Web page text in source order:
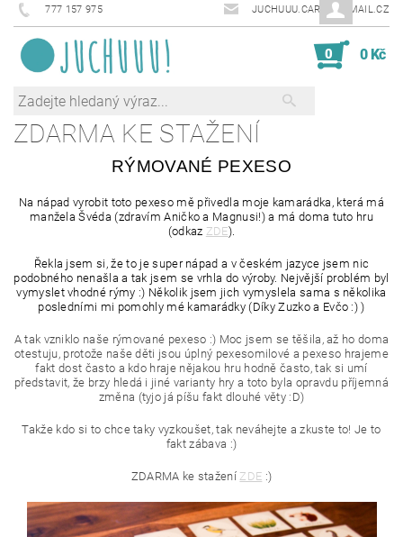
777 157 975 JUCHUUU.CARDS@EMAIL.CZ
0 0 Kč
ZDARMA KE STAŽENÍ
RÝMOVANÉ PEXESO
Na nápad vyrobit toto pexeso mě přivedla moje kamarádka, která má
manžela Švéda (zdravím Aničko a Magnusi!) a má doma tuto hru
(odkaz ZDE).
Řekla jsem si, že to je super nápad a v českém jazyce jsem nic
podobného nenašla a tak jsem se vrhla do výroby. Nejvější problém byl
vymyslet vhodné rýmy :) Několik jsem jich vymyslela sama s několika
posledními mi pomohly mé kamarádky (Díky Zuzko a Evčo :) )
A tak vzniklo naše rýmované pexeso :) Moc jsem se těšila, až ho doma
otestuju, protože naše děti jsou úplný pexesomilové a pexeso hrajeme
fakt dost často a kdo hraje nějakou hru hodně často, tak si umí
představit, že brzy hledá i jiné varianty hry a toto byla opravdu příjemná
změna (tyjo já píšu fakt dlouhé věty :D)
Takže kdo si to chce taky vyzkoušet, tak neváhejte a zkuste to! Je to
fakt zábava :)
ZDARMA ke stažení ZDE :)